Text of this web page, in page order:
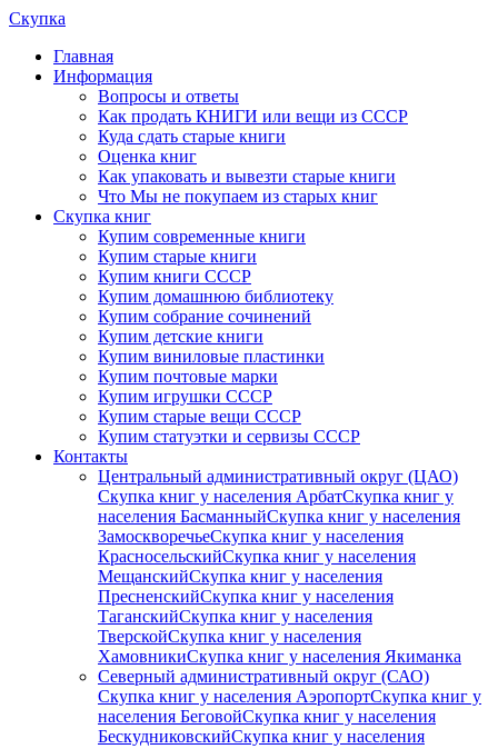
Скупка
Главная
Информация
Вопросы и ответы
Как продать КНИГИ или вещи из СССР
Куда сдать старые книги
Оценка книг
Как упаковать и вывезти старые книги
Что Мы не покупаем из старых книг
Скупка книг
Купим современные книги
Купим старые книги
Купим книги СССР
Купим домашнюю библиотеку
Купим собрание сочинений
Купим детские книги
Купим виниловые пластинки
Купим почтовые марки
Купим игрушки СССР
Купим старые вещи СССР
Купим статуэтки и сервизы СССР
Контакты
Центральный административный округ (ЦАО)
Скупка книг у населения АрбатСкупка книг у
населения БасманныйСкупка книг у населения
ЗамоскворечьеСкупка книг у населения
КрасносельскийСкупка книг у населения
МещанскийСкупка книг у населения
ПресненскийСкупка книг у населения
ТаганскийСкупка книг у населения
ТверскойСкупка книг у населения
ХамовникиСкупка книг у населения Якиманка
Северный административный округ (САО)
Скупка книг у населения АэропортСкупка книг у
населения БеговойСкупка книг у населения
БескудниковскийСкупка книг у населения